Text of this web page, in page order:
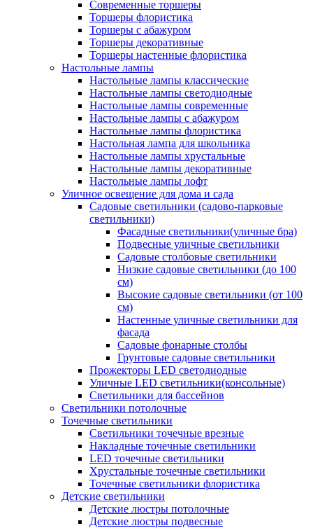
Современные торшеры
Торшеры флористика
Торшеры с абажуром
Торшеры декоративные
Торшеры настенные флористика
Настольные лампы
Настольные лампы классические
Настольные лампы светодиодные
Настольные лампы современные
Настольные лампы с абажуром
Настольные лампы флористика
Настольная лампа для школьника
Настольные лампы хрустальные
Настольные лампы декоративные
Настольные лампы лофт
Уличное освещение для дома и сада
Садовые светильники (садово-парковые
светильники)
Фасадные светильники(уличные бра)
Подвесные уличные светильники
Садовые столбовые светильники
Низкие садовые светильники (до 100
см)
Высокие садовые светильники (от 100
см)
Настенные уличные светильники для
фасада
Садовые фонарные столбы
Грунтовые садовые светильники
Прожекторы LED светодиодные
Уличные LED светильники(консольные)
Светильники для бассейнов
Светильники потолочные
Точечные светильники
Светильники точечные врезные
Накладные точечные светильники
LED точечные светильники
Хрустальные точечные светильники
Точечные светильники флористика
Детские светильники
Детские люстры потолочные
Детские люстры подвесные